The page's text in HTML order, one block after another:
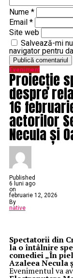
Nume *
Email *
Site web
Salvează-mi
navigator pentru
Eveniment
Proiecție
despre
16
actorilor
Necula și
Published
6 luni ago
on
februarie 12, 2026
By
native
Spectatorii din
la o întâlnire
comediei „În
Azaleea Necula
Evenimentul va